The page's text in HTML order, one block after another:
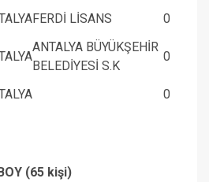
FERDİ LİSANS 0
ANTALYA BÜYÜKŞEHİR
BELEDİYESİ S.K
0
0
(65 kişi)